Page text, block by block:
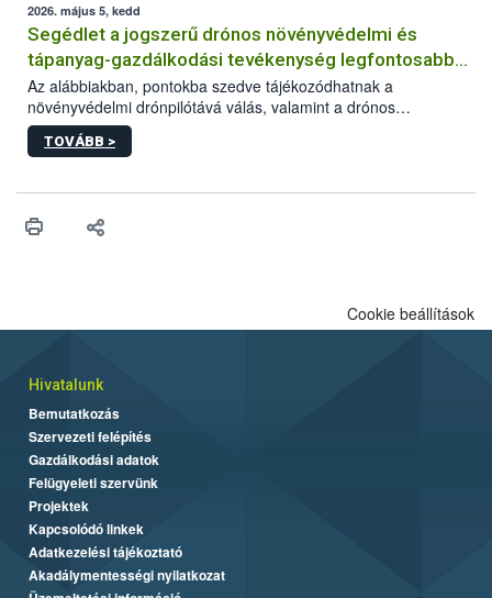
műszaki és hatósági feltételek.
2026. május 5, kedd
Segédlet a jogszerű drónos növényvédelmi és
tápanyag-gazdálkodási tevékenység legfontosabb
feltételeiről
Az alábbiakban, pontokba szedve tájékozódhatnak a
növényvédelmi drónpilótává válás, valamint a drónos
növényvédelmi és tápanyag-gazdálkodási tevékenység
végzésének legfontosabb feltételeiről*.
TOVÁBB >
Cookie beállítások
Hivatalunk
Bemutatkozás
Szervezeti felépítés
Gazdálkodási adatok
Felügyeleti szervünk
Projektek
Kapcsolódó linkek
Adatkezelési tájékoztató
Akadálymentességi nyilatkozat